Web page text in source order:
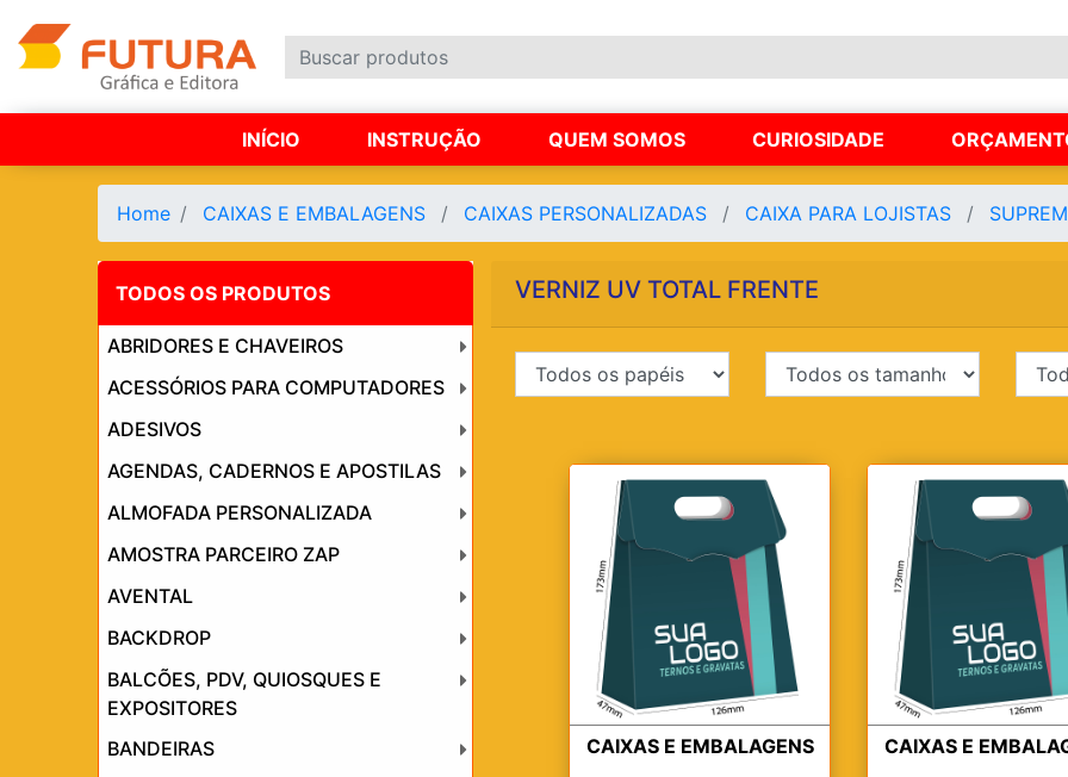
INÍCIO INSTRUÇÃO QUEM SOMOS CURIOSIDADE
Home CAIXAS E EMBALAGENS CAIXAS PERSONALIZADAS CAIXA PARA LOJISTAS
TODOS OS PRODUTOS
ABRIDORES E CHAVEIROS
ACESSÓRIOS PARA COMPUTADORES
ADESIVOS
AGENDAS, CADERNOS E APOSTILAS
ALMOFADA PERSONALIZADA
AMOSTRA PARCEIRO ZAP
AVENTAL
BACKDROP
BALCÕES, PDV, QUIOSQUES E
EXPOSITORES
BANDEIRAS
VERNIZ UV TOTAL FRENTE
CAIXAS E EMBALAGENS CAIXAS E